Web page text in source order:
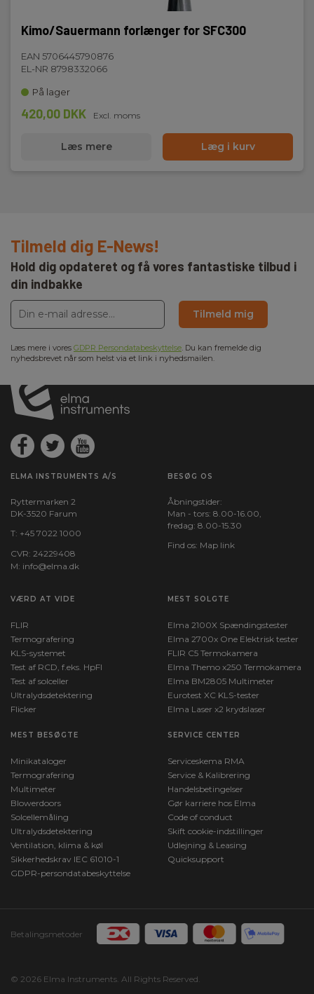
Kimo/Sauermann forlænger for SFC300
EAN 5706445790876
EL-NR 8798332066
På lager
420,00 DKK Excl. moms
Læs mere Læg i kurv
Tilmeld dig E-News!
Hold dig opdateret og få vores fantastiske tilbud i
din indbakke
Tilmeld mig
Læs mere i vores GDPR Persondatabeskyttelse. Du kan fremelde dig
nyhedsbrevet når som helst via et link i nyhedsmailen.
ELMA INSTRUMENTS A/S
Ryttermarken 2
DK-3520 Farum
T: +45 7022 1000
CVR: 24229408
M: info@elma.dk
BESØG OS
Åbningstider:
Man - tors: 8.00-16.00,
fredag: 8.00-15.30
Find os: Map link
VÆRD AT VIDE
FLIR
Termografering
KLS-systemet
Test af RCD, f.eks. HpFI
Test af solceller
Ultralydsdetektering
Flicker
MEST SOLGTE
Elma 2100X Spændingstester
Elma 2700x One Elektrisk tester
FLIR C5 Termokamera
Elma Themo x250 Termokamera
Elma BM2805 Multimeter
Eurotest XC KLS-tester
Elma Laser x2 krydslaser
MEST BESØGTE
Minikataloger
Termografering
Multimeter
Blowerdoors
Solcellemåling
Ultralydsdetektering
Ventilation, klima & køl
Sikkerhedskrav IEC 61010-1
GDPR-persondatabeskyttelse
SERVICE CENTER
Serviceskema RMA
Service & Kalibrering
Handelsbetingelser
Gør karriere hos Elma
Code of conduct
Skift cookie-indstillinger
Udlejning & Leasing
Quicksupport
Betalingsmetoder
© 2026 Elma Instruments. All Rights Reserved.